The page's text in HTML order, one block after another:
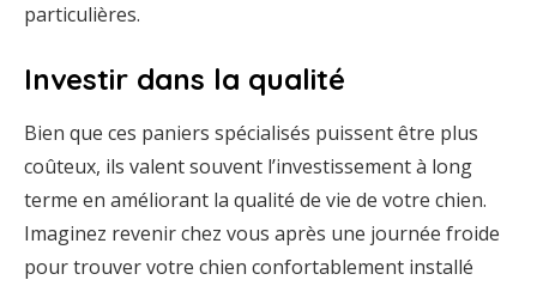
particulières.
Investir dans la qualité
Bien que ces paniers spécialisés puissent être plus
coûteux, ils valent souvent l’investissement à long
terme en améliorant la qualité de vie de votre chien.
Imaginez revenir chez vous après une journée froide
pour trouver votre chien confortablement installé